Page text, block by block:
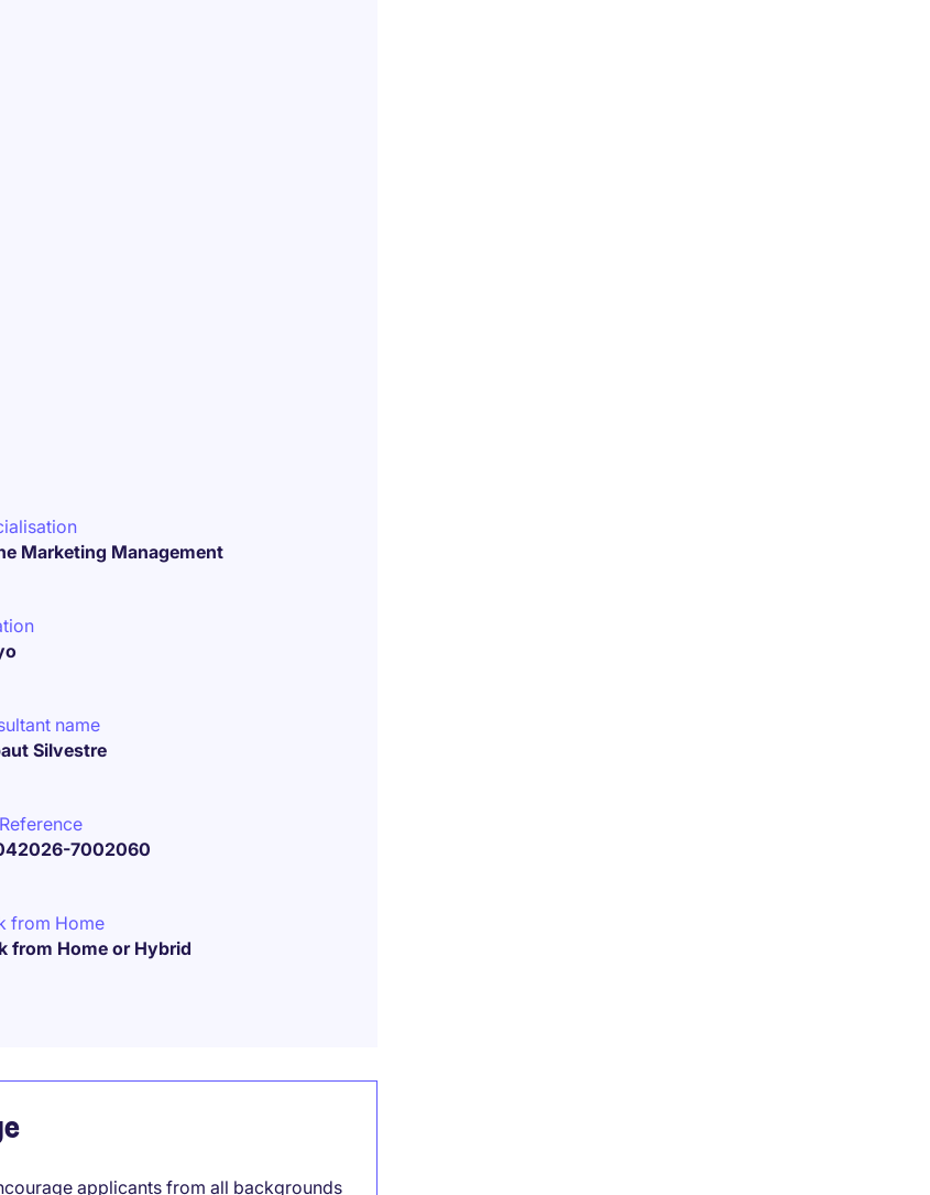
Marketing Management
name
Silvestre
7002060
from Home
from Home or Hybrid
applicants from all backgrounds